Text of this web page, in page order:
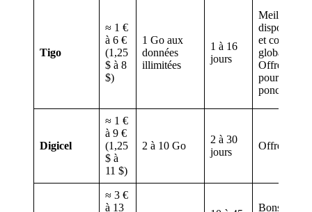
Tigo
≈ 1 €
à 6 €
(1,25
$ à 8
$)
1 Go aux
données
illimitées
1 à 16
jours
Meilleure
et
globale.
Offres
pour usage
ponctuel.
Digicel
≈ 1 €
à 9 €
(1,25
$ à
11 $)
2 à 10 Go
2 à 30
jours
Offres
≈ 3 €
à 13
Bons